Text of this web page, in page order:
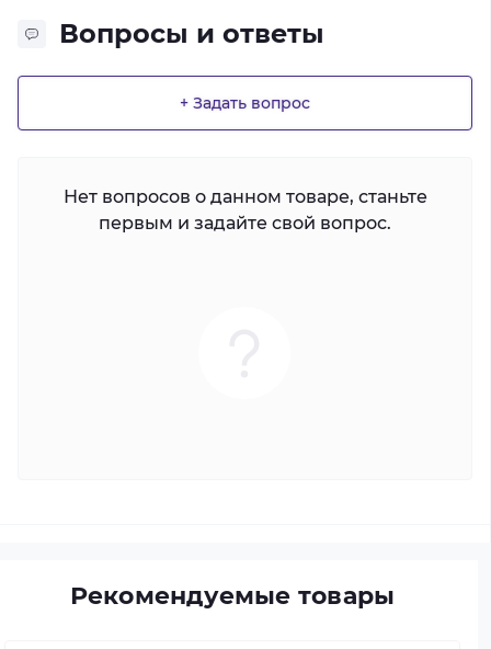
Вопросы и ответы
+ Задать вопрос
Нет вопросов о данном товаре, станьте
первым и задайте свой вопрос.
Рекомендуемые товары